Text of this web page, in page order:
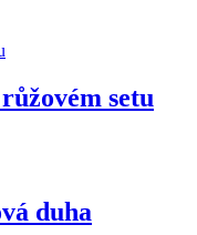
setu
duha